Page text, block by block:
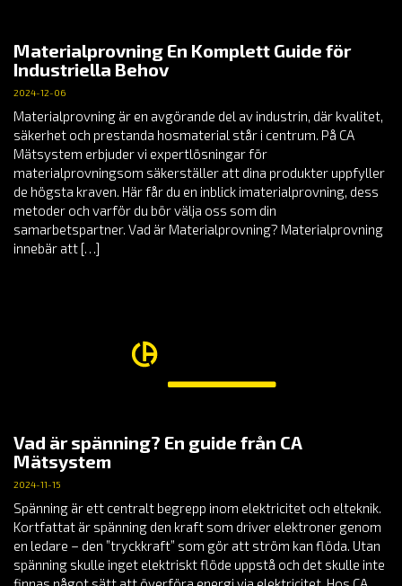
Materialprovning En Komplett Guide för
Industriella Behov
2024-12-06
Materialprovning är en avgörande del av industrin, där kvalitet,
säkerhet och prestanda hosmaterial står i centrum. På CA
Mätsystem erbjuder vi expertlösningar för
materialprovningsom säkerställer att dina produkter uppfyller
de högsta kraven. Här får du en inblick imaterialprovning, dess
metoder och varför du bör välja oss som din
samarbetspartner. Vad är Materialprovning? Materialprovning
innebär att […]
Vad är spänning? En guide från CA
Mätsystem
2024-11-15
Spänning är ett centralt begrepp inom elektricitet och elteknik.
Kortfattat är spänning den kraft som driver elektroner genom
en ledare – den ”tryckkraft” som gör att ström kan flöda. Utan
spänning skulle inget elektriskt flöde uppstå och det skulle inte